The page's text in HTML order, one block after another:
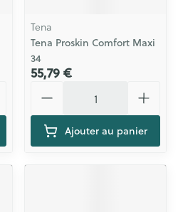
Tena
Tena Proskin Comfort Maxi
34
55,79 €
Ajouter au panier